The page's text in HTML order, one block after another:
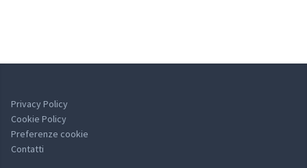
Privacy Policy
Cookie Policy
Preferenze cookie
Contatti